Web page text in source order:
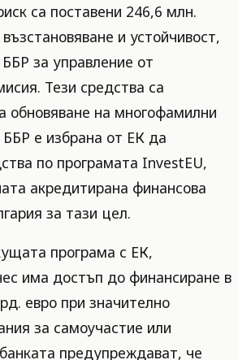
са поставени 246,6 млн.
и устойчивост,
за управление от
Тези средства са
обновяване на многофамилни
е избрана от ЕК да
по програмата InvestEU,
акредитирана финансова
за тази цел.
програма с ЕК,
има достъп до финансиране в
евро при значително
за самоучастие или
предупреждават, че